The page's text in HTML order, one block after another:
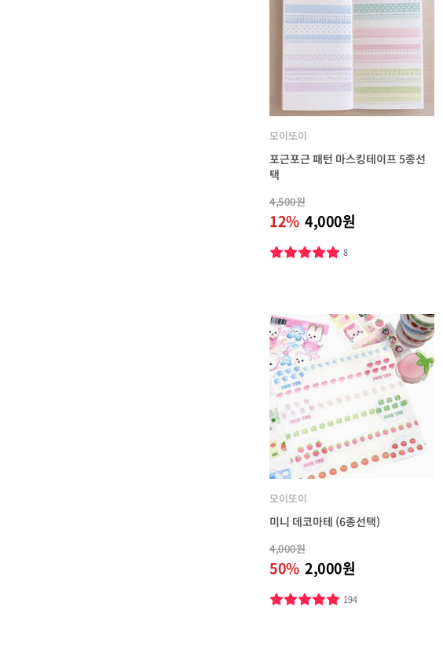
모이또이
포근포근 패턴 마스킹테이프 5종선
택
4,500원
12% 4,000원
8
모이또이
미니 데코마테 (6종선택)
4,000원
50% 2,000원
194